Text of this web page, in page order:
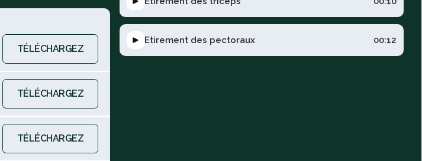
TÉLÉCHARGEZ
TÉLÉCHARGEZ
TÉLÉCHARGEZ
Etirement des pectoraux 00:12